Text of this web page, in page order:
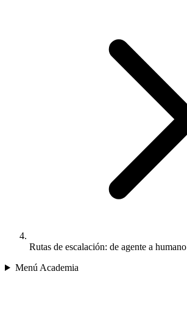
Rutas de escalación: de agente a humano
Menú Academia